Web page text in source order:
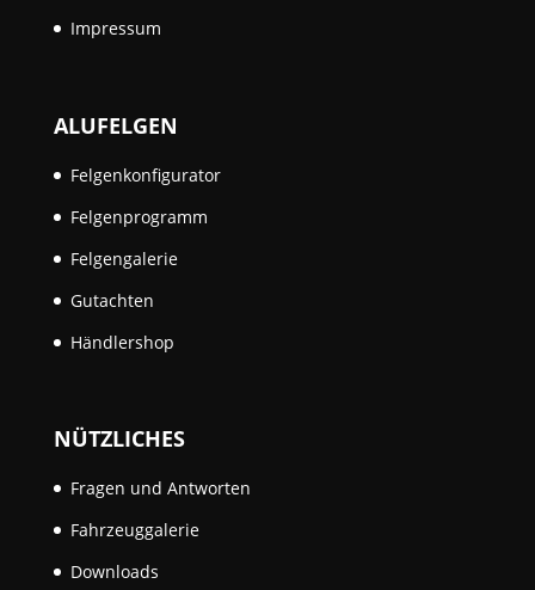
Impressum
ALUFELGEN
Felgenkonfigurator
Felgenprogramm
Felgengalerie
Gutachten
Händlershop
NÜTZLICHES
Fragen und Antworten
Fahrzeuggalerie
Downloads